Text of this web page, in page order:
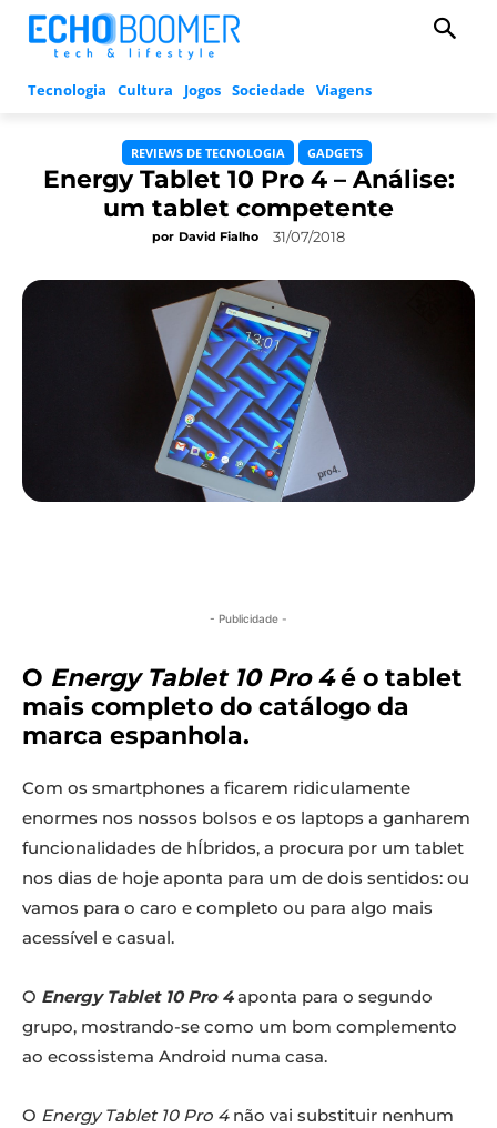
Tecnologia Cultura Jogos Sociedade Viagens
REVIEWS DE TECNOLOGIA GADGETS
Energy Tablet 10 Pro 4 – Análise:
um tablet competente
por David Fialho 31/07/2018
- Publicidade -
O Energy Tablet 10 Pro 4é o tablet
mais completo do catálogo da
marca espanhola.
Com os smartphones a ficarem ridiculamente
enormes nos nossos bolsos e os laptops a ganharem
funcionalidades de hÍbridos, a procura por um tablet
nos dias de hoje aponta para um de dois sentidos: ou
vamos para o caro e completo ou para algo mais
acessível e casual.
O Energy Tablet 10 Pro 4aponta para o segundo
grupo, mostrando-se como um bom complemento
ao ecossistema Android numa casa.
O Energy Tablet 10 Pro 4não vai substituir nenhum